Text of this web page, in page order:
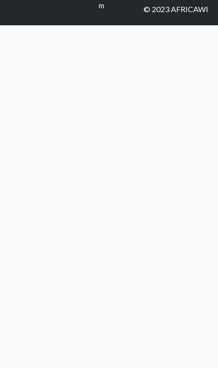
m
© 2023 AFRICAWI